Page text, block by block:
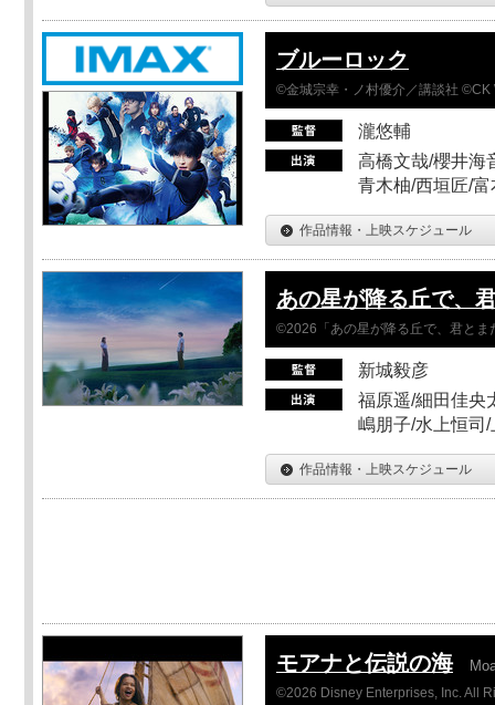
ブルーロック
©金城宗幸・ノ村優介／講談社 ©CK
瀧悠輔
高橋文哉/櫻井海
青木柚/西垣匠/
作品情報・上映スケジュール
あの星が降る丘で、
©2026「あの星が降る丘で、君とま
新城毅彦
福原遥/細田佳央
嶋朋子/水上恒司
作品情報・上映スケジュール
モアナと伝説の海
©2026 Disney Enterprises, Inc. All